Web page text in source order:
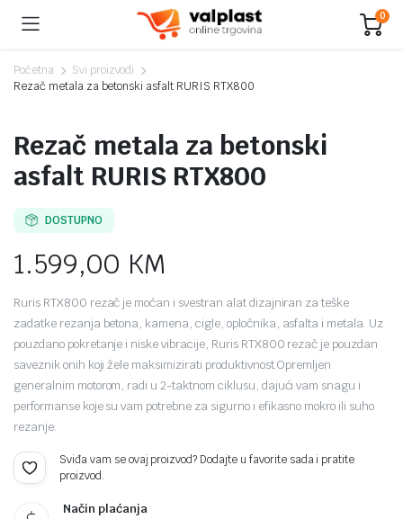
0
Početna
Svi proizvodi
Rezač metala za betonski asfalt RURIS RTX800
Rezač metala za betonski
asfalt RURIS RTX800
DOSTUPNO
1.599,00 KM
Ruris RTX800 rezač je moćan i svestran alat dizajniran za teške
zadatke rezanja betona, kamena, cigle, opločnika, asfalta i metala. Uz
pouzdano pokretanje i niske vibracije, Ruris RTX800 rezač je pouzdan
saveznik onih koji žele maksimizirati produktivnost.Opremljen
generalnim motorom, radi u 2-taktnom ciklusu, dajući vam snagu i
performanse koje su vam potrebne za sigurno i efikasno mokro ili suho
rezanje.
Sviđa vam se ovaj proizvod? Dodajte u favorite sada i pratite
proizvod.
Način plaćanja